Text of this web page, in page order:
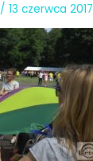
/13 czerwca 2017